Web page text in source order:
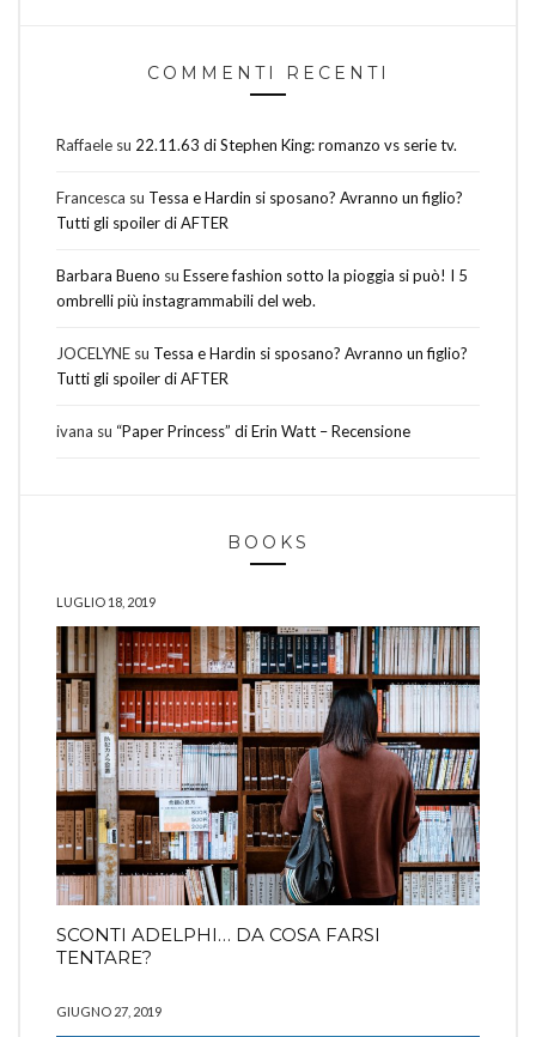
COMMENTI RECENTI
Raffaele su 22.11.63 di Stephen King: romanzo vs serie tv.
Francesca su Tessa e Hardin si sposano? Avranno un figlio?
Tutti gli spoiler di AFTER
Barbara Bueno su Essere fashion sotto la pioggia si può! I 5
ombrelli più instagrammabili del web.
JOCELYNE su Tessa e Hardin si sposano? Avranno un figlio?
Tutti gli spoiler di AFTER
ivana su “Paper Princess” di Erin Watt – Recensione
BOOKS
LUGLIO 18, 2019
SCONTI ADELPHI… DA COSA FARSI
TENTARE?
GIUGNO 27, 2019